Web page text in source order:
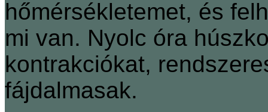
hőmérsékletemet, és
mi van. Nyolc óra
kontrakciókat,
fájdalmasak.